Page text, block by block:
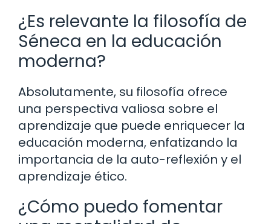
¿Es relevante la filosofía de
Séneca en la educación
moderna?
Absolutamente, su filosofía ofrece
una perspectiva valiosa sobre el
aprendizaje que puede enriquecer la
educación moderna, enfatizando la
importancia de la auto-reflexión y el
aprendizaje ético.
¿Cómo puedo fomentar